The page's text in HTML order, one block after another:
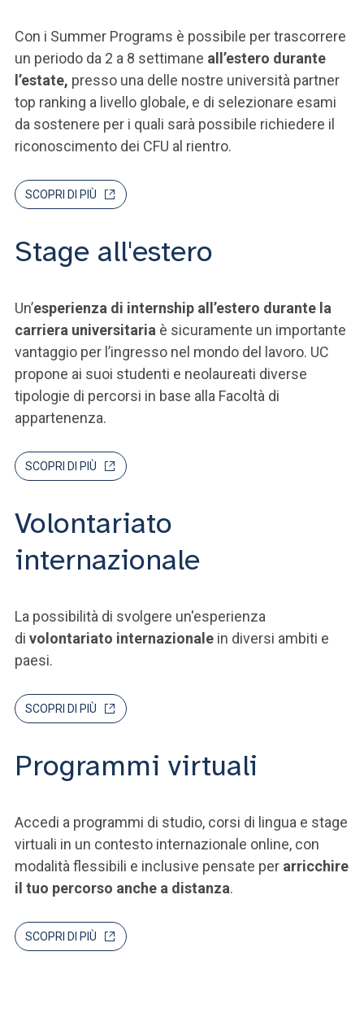
Con i Summer Programs è possibile per trascorrere
un periodo da 2 a 8 settimane all’estero durante
l’estate, presso una delle nostre università partner
top ranking a livello globale, e di selezionare esami
da sostenere per i quali sarà possibile richiedere il
riconoscimento dei CFU al rientro.
SCOPRI DI PIÙ
Stage all'estero
Un’esperienza di internship all’estero durante la
carriera universitaria è sicuramente un importante
vantaggio per l’ingresso nel mondo del lavoro. UC
propone ai suoi studenti e neolaureati diverse
tipologie di percorsi in base alla Facoltà di
appartenenza.
SCOPRI DI PIÙ
Volontariato
internazionale
La possibilità di svolgere un'esperienza
di volontariato internazionale in diversi ambiti e
paesi.
SCOPRI DI PIÙ
Programmi virtuali
Accedi a programmi di studio, corsi di lingua e stage
virtuali in un contesto internazionale online, con
modalità flessibili e inclusive pensate per arricchire
il tuo percorso anche a distanza.
SCOPRI DI PIÙ